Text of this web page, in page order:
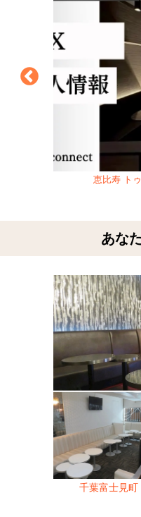
恵比寿 ト
あな
千葉富士見町